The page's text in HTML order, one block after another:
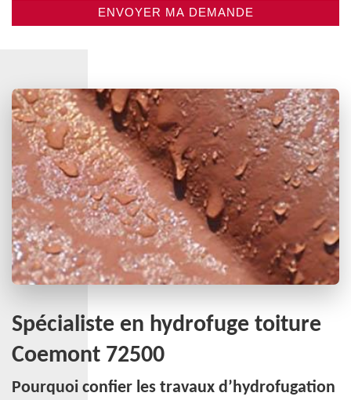
Spécialiste en hydrofuge toiture
Coemont 72500
Pourquoi confier les travaux d’hydrofugation